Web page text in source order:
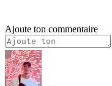
Ajoute ton commentaire